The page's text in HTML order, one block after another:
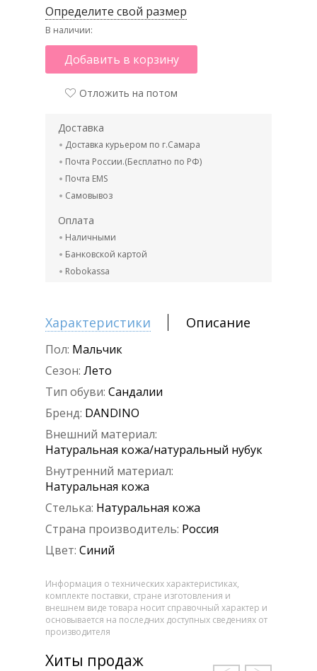
Определите свой размер
В наличии:
Добавить в корзину
Отложить на потом
Доставка
Доставка курьером по г.Самара
Почта России.(Бесплатно по РФ)
Почта EMS
Самовывоз
Оплата
Наличными
Банковской картой
Robokassa
Характеристики Описание
Пол: Мальчик
Сезон: Лето
Тип обуви: Сандалии
Бренд: DANDINO
Внешний материал:
Натуральная кожа/натуральный нубук
Внутренний материал:
Натуральная кожа
Стелька: Натуральная кожа
Страна производитель: Россия
Цвет: Синий
Информация о технических характеристиках,
комплекте поставки, стране изготовления и
внешнем виде товара носит справочный характер и
основывается на последних доступных сведениях от
производителя
Хиты продаж